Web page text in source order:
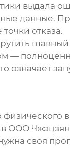
выдала
данные.
отказа.
—
означает
физического
в ООО
своя